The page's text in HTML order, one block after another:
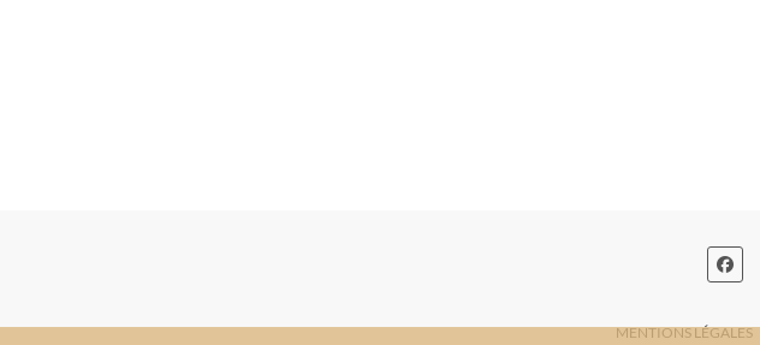
MENTIONS LÉGALES